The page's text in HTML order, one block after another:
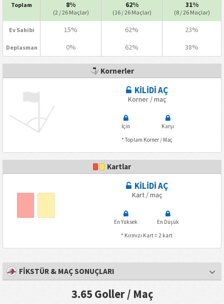
Toplam 8%
(2 / 26 Maçlar)
62%
(16 / 26 Maçlar)
31%
(8 / 26 Maçlar)
Ev Sahibi 15% 62% 23%
Deplasman 0% 62% 38%
Kornerler
KİLİDİ AÇ
Korner / maç
İçin
Karşı
* Toplam Korner / Maç
Kartlar
KİLİDİ AÇ
Kart / maç
En Yüksek
En Düşük
* Kırmızı Kart = 2 kart
FİKSTÜR & MAÇ SONUÇLARI
3.65 Goller / Maç